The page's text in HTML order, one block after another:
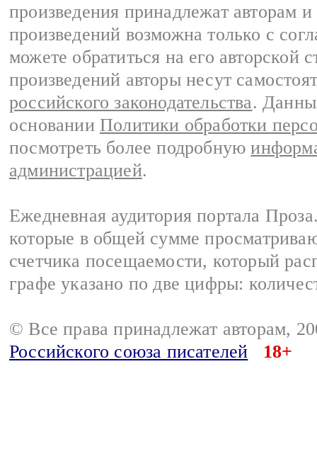
произведения принадлежат авторам
произведений возможна только с
можете обратиться на его авторской
произведений авторы несут
российского законодательства.
основании Политики обработки
посмотреть более подробную
администрацией.
Ежедневная аудитория портала
которые в общей сумме
счетчика посещаемости, который
графе указано по две цифры:
© Все права принадлежат авторам,
Российского союза писателей
18+